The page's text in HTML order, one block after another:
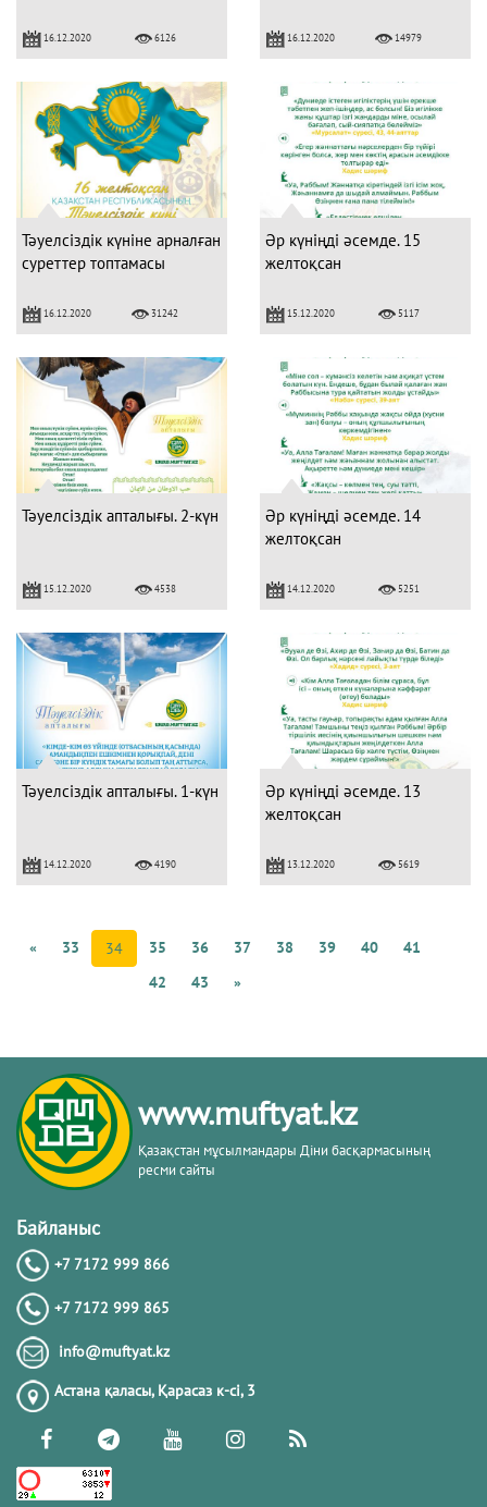
16.12.2020 6126 16.12.2020 14979
Тәуелсіздік күніне арналған
суреттер топтамасы
16.12.2020 31242
Әр күніңді әсемде. 15
желтоқсан
15.12.2020 5117
Тәуелсіздік апталығы. 2-күн
15.12.2020 4538
Әр күніңді әсемде. 14
желтоқсан
14.12.2020 5251
Тәуелсіздік апталығы. 1-күн
14.12.2020 4190
Әр күніңді әсемде. 13
желтоқсан
13.12.2020 5619
« 33 34 35 36 37 38 39 40
41
42
43 »
www.muftyat.kz
Қазақстан мұсылмандары Діни басқармасының
ресми сайты
Байланыс
+7 7172 999 866
+7 7172 999 865
info@muftyat.kz
Астана қаласы, Қарасаз к-сi, 3